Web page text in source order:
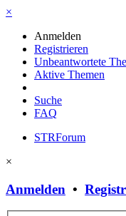
×
Anmelden
Registrieren
Unbeantwortete
Aktive Themen
Suche
FAQ
STRForum
×
Anmelden •